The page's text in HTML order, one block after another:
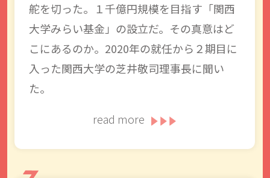
舵を切った。１千億円規模を目指す「関西
大学みらい基金」の設立だ。その真意はど
こにあるのか。2020年の就任から２期目に
入った関西大学の芝井敬司理事長に聞い
た。
read more